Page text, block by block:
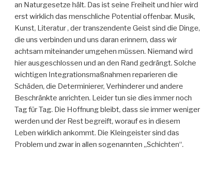
an Naturgesetze hält. Das ist seine Freiheit und hier wird
erst wirklich das menschliche Potential offenbar. Musik,
Kunst, Literatur , der transzendente Geist sind die Dinge,
die uns verbinden und uns daran erinnern, dass wir
achtsam miteinander umgehen müssen. Niemand wird
hier ausgeschlossen und an den Rand gedrängt. Solche
wichtigen Integrationsmaßnahmen reparieren die
Schäden, die Determinierer, Verhinderer und andere
Beschränkte anrichten. Leider tun sie dies immer noch
Tag für Tag. Die Hoffnung bleibt, dass sie immer weniger
werden und der Rest begreift, worauf es in diesem
Leben wirklich ankommt. Die Kleingeister sind das
Problem und zwar in allen sogenannten „Schichten“.